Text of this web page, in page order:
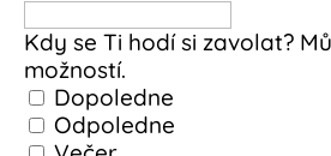
Kdy se Ti hodí si zavolat?
možností.
Dopoledne
Odpoledne